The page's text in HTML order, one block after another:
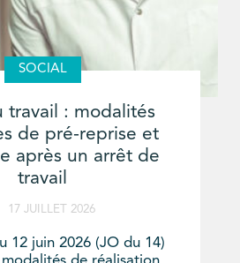
SOCIAL
travail : modalités
de pré-reprise et
après un arrêt de
travail
17 JUILLET 2026
12 juin 2026 (JO du 14)